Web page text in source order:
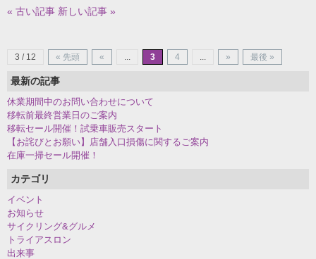
« 古い記事 新しい記事 »
3 / 12 « 先頭 « ... 3 4 ... » 最後 »
最新の記事
休業期間中のお問い合わせについて
移転前最終営業日のご案内
移転セール開催！試乗車販売スタート
【お詫びとお願い】店舗入口損傷に関するご案内
在庫一掃セール開催！
カテゴリ
イベント
お知らせ
サイクリング&グルメ
トライアスロン
出来事